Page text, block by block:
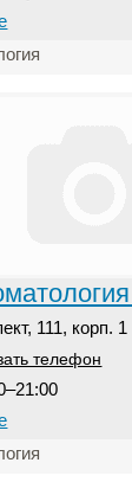
111, корп. 1
телефон